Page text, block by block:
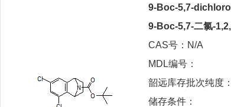
9-Boc-5,7-
9-Boc-5,7-二氯-
CAS号：N/A
MDL编号：
韶远库存批次纯度：
储存条件：